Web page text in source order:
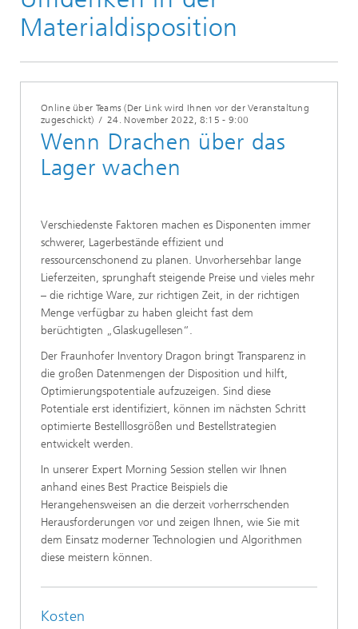
Materialdisposition
Online über Teams (Der Link wird Ihnen vor der Veranstaltung
zugeschickt) /24. November 2022, 8:15 - 9:00
Wenn Drachen über das
Lager wachen
Verschiedenste Faktoren machen es Disponenten immer
schwerer, Lagerbestände effizient und
ressourcenschonend zu planen. Unvorhersehbar lange
Lieferzeiten, sprunghaft steigende Preise und vieles mehr
– die richtige Ware, zur richtigen Zeit, in der richtigen
Menge verfügbar zu haben gleicht fast dem
berüchtigten „Glaskugellesen“.
Der Fraunhofer Inventory Dragon bringt Transparenz in
die großen Datenmengen der Disposition und hilft,
Optimierungspotentiale aufzuzeigen. Sind diese
Potentiale erst identifiziert, können im nächsten Schritt
optimierte Bestelllosgrößen und Bestellstrategien
entwickelt werden.
In unserer Expert Morning Session stellen wir Ihnen
anhand eines Best Practice Beispiels die
Herangehensweisen an die derzeit vorherrschenden
Herausforderungen vor und zeigen Ihnen, wie Sie mit
dem Einsatz moderner Technologien und Algorithmen
diese meistern können.
Kosten